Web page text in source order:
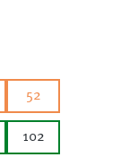
52
102